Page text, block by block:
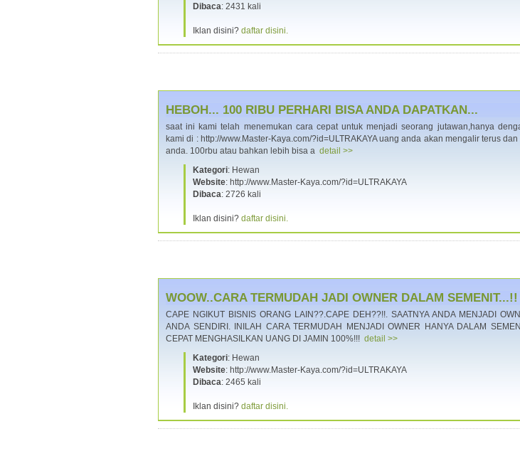
Dibaca: 2431 kali
Iklan disini? daftar disini.
HEBOH... 100 RIBU PERHARI BISA ANDA DAPATKAN...
saat ini kami telah menemukan cara cepat untuk menjadi seorang jutawan,hanya
kami di : http://www.Master-Kaya.com/?id=ULTRAKAYA uang anda akan mengalir terus
anda. 100rbu atau bahkan lebih bisa a detail >>
Kategori: Hewan
Website: http://www.Master-Kaya.com/?id=ULTRAKAYA
Dibaca: 2726 kali
Iklan disini? daftar disini.
WOOW..CARA TERMUDAH JADI OWNER DALAM SEMENIT...!!
CAPE NGIKUT BISNIS ORANG LAIN??.CAPE DEH??!!. SAATNYA ANDA MENJADI
ANDA SENDIRI. INILAH CARA TERMUDAH MENJADI OWNER HANYA DALAM
CEPAT MENGHASILKAN UANG DI JAMIN 100%!!! detail >>
Kategori: Hewan
Website: http://www.Master-Kaya.com/?id=ULTRAKAYA
Dibaca: 2465 kali
Iklan disini? daftar disini.